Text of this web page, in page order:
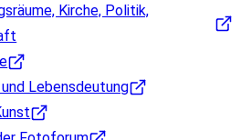
Kirche, Politik,
Lebensdeutung